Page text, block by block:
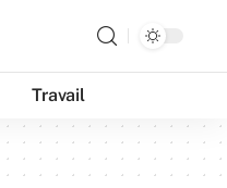
Travail